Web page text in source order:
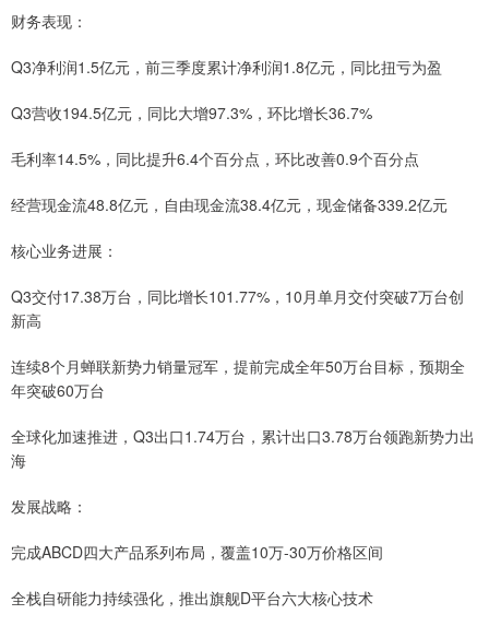
财务表现：
Q3净利润1.5亿元，前三季度累计净利润1.8亿元，同比扭亏为盈
Q3营收194.5亿元，同比大增97.3%，环比增长36.7%
毛利率14.5%，同比提升6.4个百分点，环比改善0.9个百分点
经营现金流48.8亿元，自由现金流38.4亿元，现金储备339.2亿元
核心业务进展：
Q3交付17.38万台，同比增长101.77%，10月单月交付突破7万台创
新高
连续8个月蝉联新势力销量冠军，提前完成全年50万台目标，预期全
年突破60万台
全球化加速推进，Q3出口1.74万台，累计出口3.78万台领跑新势力出
海
发展战略：
完成ABCD四大产品系列布局，覆盖10万-30万价格区间
全栈自研能力持续强化，推出旗舰D平台六大核心技术